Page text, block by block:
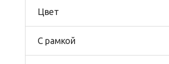
Цвет
С рамкой